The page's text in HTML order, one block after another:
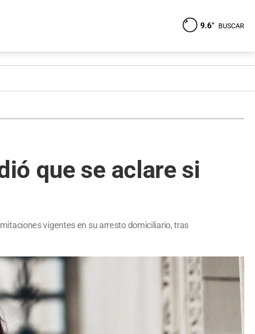
9.6° BUSCAR
que se aclare si
vigentes en su arresto domiciliario, tras